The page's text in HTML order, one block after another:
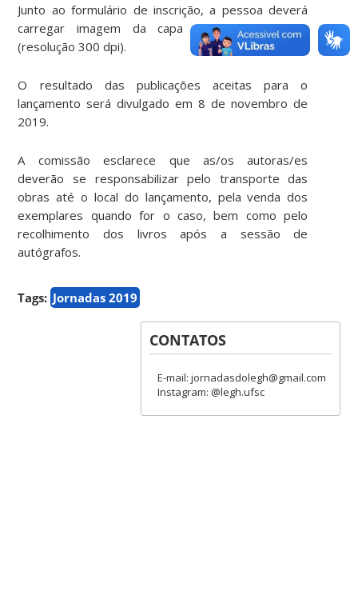
Junto ao formulário de inscrição, a pessoa deverá
carregar imagem da capa em formato .jpeg
(resolução 300 dpi).
O resultado das publicações aceitas para o
lançamento será divulgado em 8 de novembro de
2019.
A comissão esclarece que as/os autoras/es
deverão se responsabilizar pelo transporte das
obras até o local do lançamento, pela venda dos
exemplares quando for o caso, bem como pelo
recolhimento dos livros após a sessão de
autógrafos.
Tags: Jornadas 2019
CONTATOS
E-mail: jornadasdolegh@gmail.com
Instagram: @legh.ufsc